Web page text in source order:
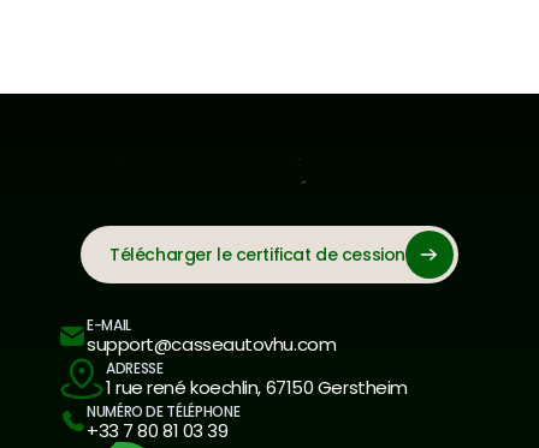
Télécharger le certificat de cession
E-MAIL
support@casseautovhu.com
ADRESSE
1 rue rené koechlin, 67150 Gerstheim
NUMÉRO DE TÉLÉPHONE
+33 7 80 81 03 39